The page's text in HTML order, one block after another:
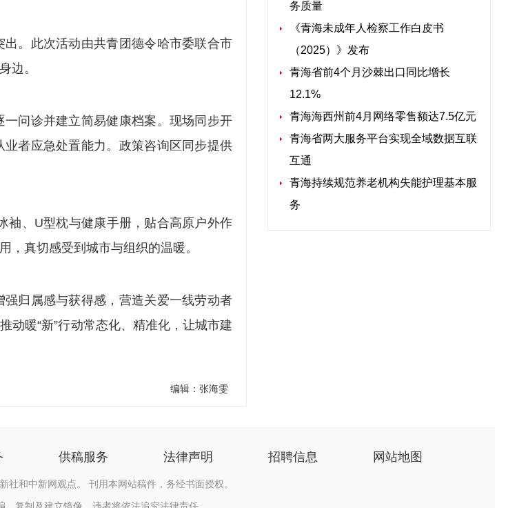
。此次活动由共青团德令哈市委联合市
边。
问诊并建立简易健康档案。现场同步开
者应急处置能力。政策咨询区同步提供
、U型枕与健康手册，贴合高原户外作
，真切感受到城市与组织的温暖。
归属感与获得感，营造关爱一线劳动者
动暖“新”行动常态化、精准化，让城市建
编辑：张海雯
务质量
《青海未成年人检察工作白皮书
（2025）》发布
青海省前4个月沙棘出口同比增长
12.1%
青海海西州前4月网络零售额达7.5亿元
青海省两大服务平台实现全域数据互联
互通
青海持续规范养老机构失能护理基本服
务
供稿服务 法律声明 招聘信息 网站地图
社和中新网观点。 刊用本网站稿件，务经书面授权。